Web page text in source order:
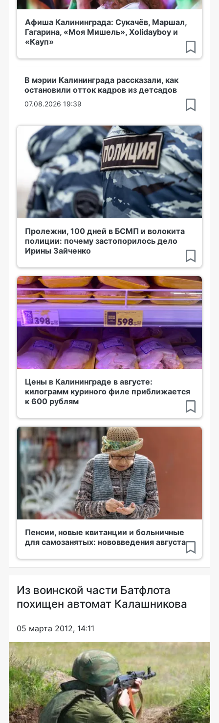
Афиша Калининграда: Сукачёв, Маршал,
Гагарина, «Моя Мишель», Xolidayboy и
«Кауп»
В мэрии Калининграда рассказали, как
остановили отток кадров из детсадов
07.08.2026 19:39
Пролежни, 100 дней в БСМП и волокита
полиции: почему застопорилось дело
Ирины Зайченко
Цены в Калининграде в августе:
килограмм куриного филе приближается
к 600 рублям
Пенсии, новые квитанции и больничные
для самозанятых: нововведения августа
Из воинской части Батфлота
похищен автомат Калашникова
05 марта 2012, 14:11